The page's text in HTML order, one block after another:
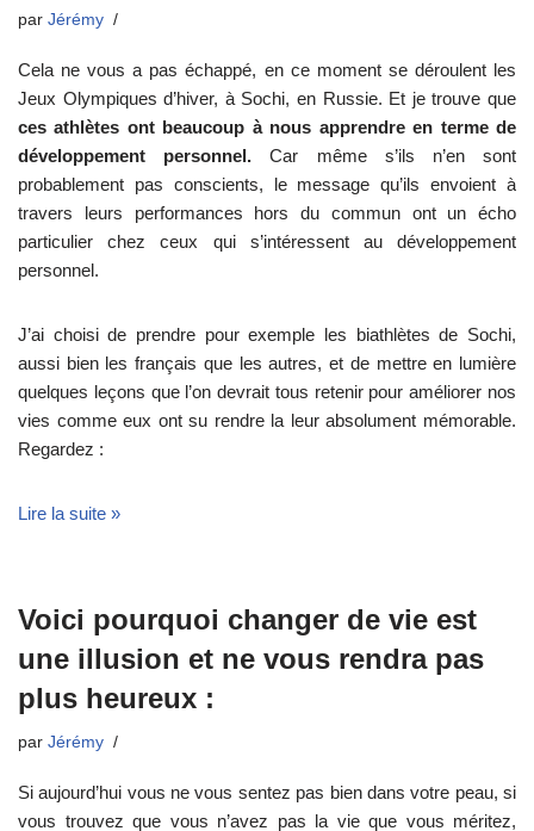
par Jérémy
Cela ne vous a pas échappé, en ce moment se déroulent les
Jeux Olympiques d’hiver, à Sochi, en Russie. Et je trouve que
ces athlètes ont beaucoup à nous apprendre en terme de
développement personnel. Car même s’ils n’en sont
probablement pas conscients, le message qu’ils envoient à
travers leurs performances hors du commun ont un écho
particulier chez ceux qui s’intéressent au développement
personnel.
J’ai choisi de prendre pour exemple les biathlètes de Sochi,
aussi bien les français que les autres, et de mettre en lumière
quelques leçons que l’on devrait tous retenir pour améliorer nos
vies comme eux ont su rendre la leur absolument mémorable.
Regardez :
Lire la suite »
Voici pourquoi changer de vie est
une illusion et ne vous rendra pas
plus heureux :
par Jérémy
Si aujourd’hui vous ne vous sentez pas bien dans votre peau, si
vous trouvez que vous n’avez pas la vie que vous méritez,